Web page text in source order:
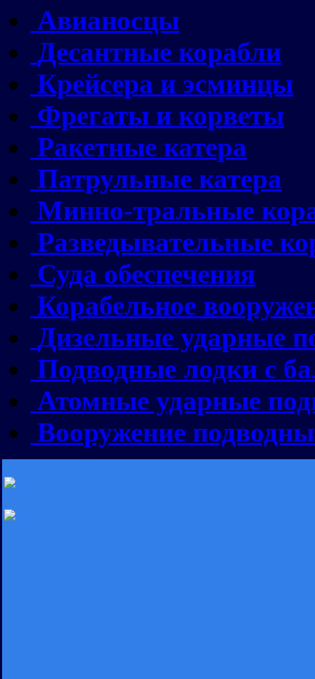
Авианосцы
Десантные корабли
Крейсера и эсминцы
Фрегаты и корветы
Ракетные катера
Патрульные катера
Минно-тральные
Разведывательные
Суда обеспечения
Корабельное
Дизельные ударные
Подводные лодки с
Атомные ударные
Вооружение